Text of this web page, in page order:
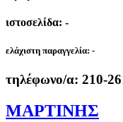
ιστοσελίδα: -
ελάχιστη παραγγελία: -
τηλέφωνο/α: 210-
ΜΑΡΤΙΝΗΣ